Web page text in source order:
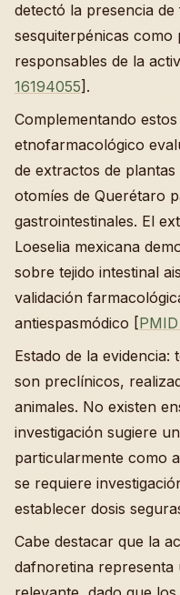
detectó la presencia
sesquiterpénicas como
responsables de la
16194055].
Complementando
etnofarmacológico
de extractos de
otomíes de Querétaro
gastrointestinales. El
Loeselia mexicana
sobre tejido intestinal
validación
antiespasmódico [
Estado de la evidencia:
son preclínicos,
animales. No existen
investigación sugiere
particularmente como
se requiere
establecer dosis
Cabe destacar que la
dafnoretina